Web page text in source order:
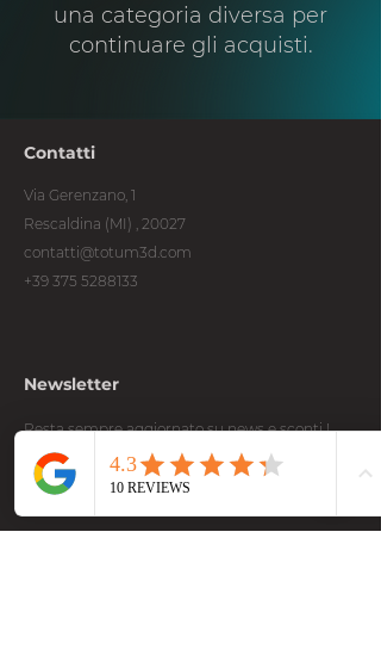
una categoria diversa per
continuare gli acquisti.
Contatti
Via Gerenzano, 1
Rescaldina (MI) , 20027
contatti@totum3d.com
+39 375 5288133
Newsletter
Resta sempre aggiornato su news e sconti !
Email